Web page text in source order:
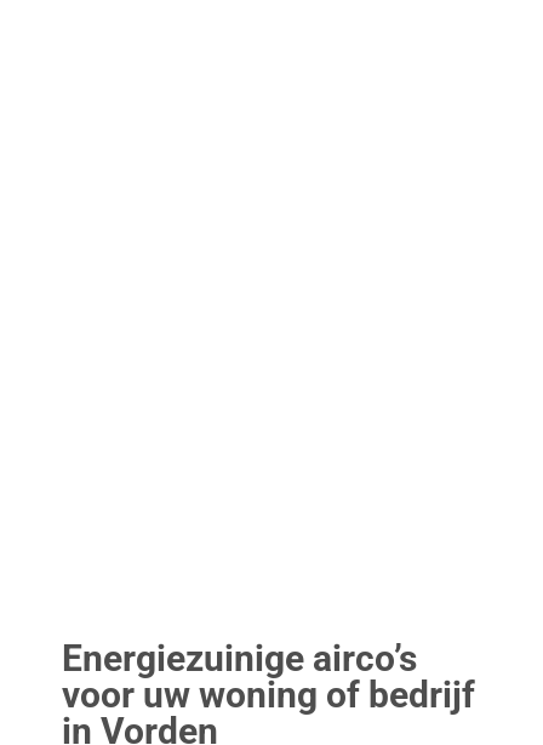
Energiezuinige airco’s
voor uw woning of bedrijf
in Vorden